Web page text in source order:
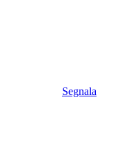
Segnala